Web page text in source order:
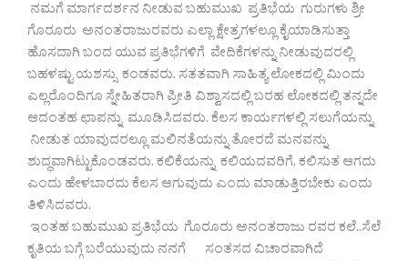
ನಮಗೆ ಮಾರ್ಗದರ್ಶನ ನೀಡುವ ಬಹುಮುಖ ಪ್ರತಿಭೆಯ ಗುರುಗಳು ಶ್ರೀ
ಗೊರೂರು ಅನಂತರಾಜುರವರು ಎಲ್ಲಾ ಕ್ಷೇತ್ರಗಳಲ್ಲೂ ಕೈಯಾಡಿಸುತ್ತಾ
ಹೊಸದಾಗಿ ಬಂದ ಯುವ ಪ್ರತಿಭೆಗಳಿಗೆ ವೇದಿಕೆಗಳನ್ನು ನೀಡುವುದರಲ್ಲಿ
ಬಹಳಷ್ಟು ಯಶಸ್ಸು ಕಂಡವರು. ಸತತವಾಗಿ ಸಾಹಿತ್ಯ ಲೋಕದಲ್ಲಿ ಮಿಂದು
ಎಲ್ಲರೊಂದಿಗೂ ಸ್ನೇಹಿತರಾಗಿ ಪ್ರೀತಿ ವಿಶ್ವಾಸದಲ್ಲಿ ಬರಹ ಲೋಕದಲ್ಲಿ ತನ್ನದೇ
ಆದಂತಹ ಛಾಪನ್ನು ಮೂಡಿಸಿದವರು. ಕೆಲಸ ಕಾರ್ಯಗಳಲ್ಲಿ ಸಲುಗೆಯನ್ನು
ನೀಡುತ ಯಾವುದರಲ್ಲೂ ಮಲಿನತೆಯನ್ನು ತೋರದೆ ಮನವನ್ನು
ಶುದ್ಧವಾಗಿಟ್ಟುಕೊಂಡವರು. ಕಲಿಕೆಯನ್ನು ಕಲಿಯದವರಿಗೆ, ಕಲಿಸುತ ಆಗದು
ಎಂದು ಹೇಳಬಾರದು ಕೆಲಸ ಆಗುವುದು ಎಂದು ಮಾಡುತ್ತಿರಬೇಕು ಎಂದು
ತಿಳಿಸಿದವರು.
ಇಂತಹ ಬಹುಮುಖ ಪ್ರತಿಭೆಯ ಗೊರೂರು ಅನಂತರಾಜು ರವರ ಕಲೆ..ಸೆಲೆ
ಕೃತಿಯ ಬಗ್ಗೆ ಬರೆಯುವುದು ನನಗೆ ಸಂತಸದ ವಿಚಾರವಾಗಿದೆ